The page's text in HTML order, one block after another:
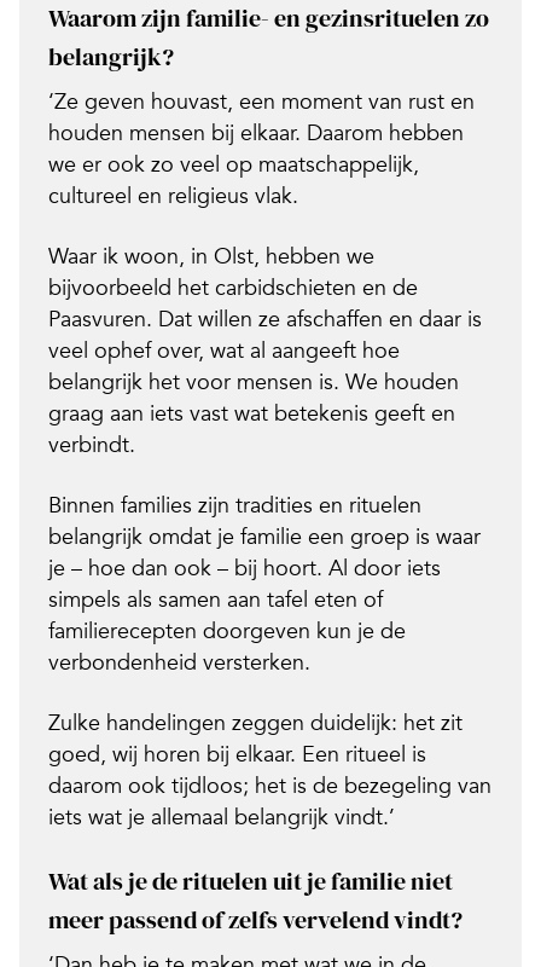
Waarom zijn familie- en gezinsrituelen zo
belangrijk?
‘Ze geven houvast, een moment van rust en
houden mensen bij elkaar. Daarom hebben
we er ook zo veel op maatschappelijk,
cultureel en religieus vlak.
Waar ik woon, in Olst, hebben we
bijvoorbeeld het carbidschieten en de
Paasvuren. Dat willen ze afschaffen en daar is
veel ophef over, wat al aangeeft hoe
belangrijk het voor mensen is. We houden
graag aan iets vast wat betekenis geeft en
verbindt.
Binnen families zijn tradities en rituelen
belangrijk omdat je familie een groep is waar
je – hoe dan ook – bij hoort. Al door iets
simpels als samen aan tafel eten of
familierecepten doorgeven kun je de
verbondenheid versterken.
Zulke handelingen zeggen duidelijk: het zit
goed, wij horen bij elkaar. Een ritueel is
daarom ook tijdloos; het is de bezegeling van
iets wat je allemaal belangrijk vindt.’
Wat als je de rituelen uit jefamilie niet
meer passend of zelfs vervelend vindt?